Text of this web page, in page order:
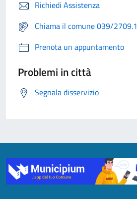
Richiedi Assistenza
Chiama il comune 039/2709.1
Prenota un appuntamento
Problemi in città
Segnala disservizio